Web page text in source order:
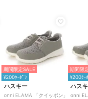
期間限定SALE
¥200ｸｰﾎﾟﾝ
ハスキー
onni ELAMA 「クイッポン」
期間限
¥200ｸｰ
ハス
onni